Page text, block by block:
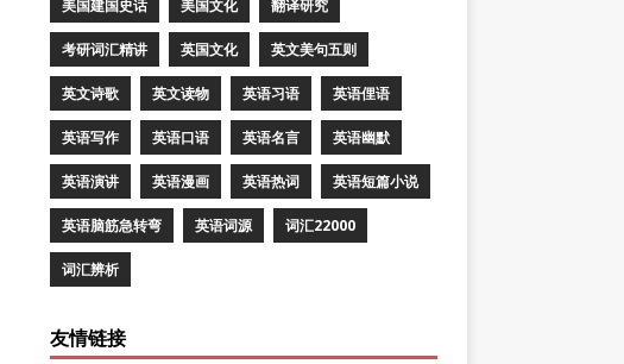
美国建国史话 美国文化 翻译研究
考研词汇精讲 英国文化 英文美句五则
英文诗歌 英文读物 英语习语 英语俚语
英语写作 英语口语 英语名言 英语幽默
英语演讲 英语漫画 英语热词 英语短篇小说
英语脑筋急转弯 英语词源 词汇22000
词汇辨析
友情链接